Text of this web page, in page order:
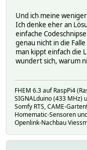
Und ich meine
Ich denke eher an
einfache
genau nicht in die
man kippt einfach die
wundert sich, warum
FHEM 6.3 auf RaspPi4
SIGNALduino (433 MHz)
Somfy RTS, CAME-
Homematic-Sensoren
Openlink-Nachbau